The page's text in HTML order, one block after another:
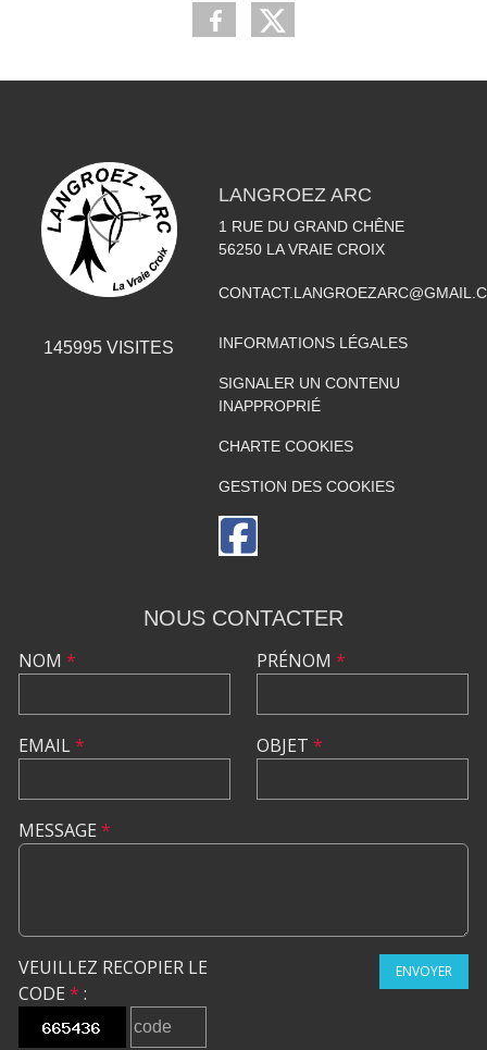
145995 VISITES
LANGROEZ ARC
1 RUE DU GRAND CHÊNE
56250 LA VRAIE CROIX
INFORMATIONS LÉGALES
SIGNALER UN CONTENU
INAPPROPRIÉ
CHARTE COOKIES
GESTION DES COOKIES
NOUS CONTACTER
NOM *
EMAIL*
PRÉNOM *
OBJET *
MESSAGE *
VEUILLEZ RECOPIER LE
CODE * :
ENVOYER